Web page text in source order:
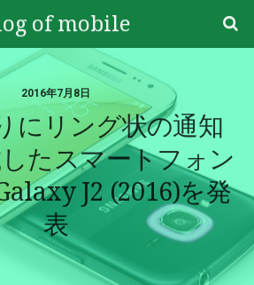
of mobile
2016年7月8日
にリング状の通知
たスマートフォン
J2 (2016)を発
表